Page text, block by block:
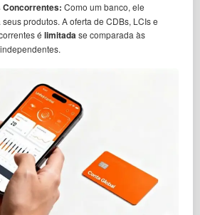
Concorrentes: Como um banco, ele
produtos. A oferta de CDBs, LCIs e
é limitadase comparada às